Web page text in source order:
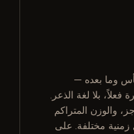
وما بعده —
فعلاً، بلا لغة الذعر.
والوزن المتراكم
مختلفة. على